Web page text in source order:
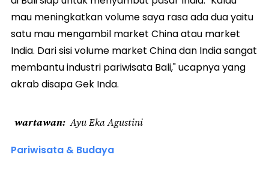
mau meningkatkan volume saya rasa ada dua yaitu
satu mau mengambil market China atau market
India. Dari sisi volume market China dan India sangat
membantu industri pariwisata Bali," ucapnya yang
akrab disapa Gek Inda.
wartawan Ayu Eka Agustini
Pariwisata & Budaya